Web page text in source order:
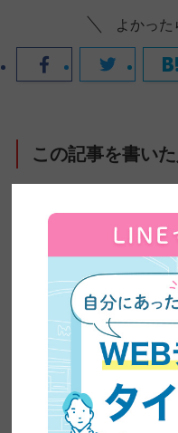
よかった
この記事を書い
ZEROICHI
株式会社日本デザ
ZEROICHI TIMES
AIの台頭によるスキ